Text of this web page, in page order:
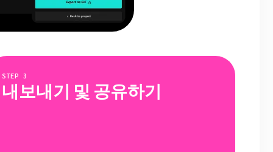
STEP3
내보내기 및 공유하기